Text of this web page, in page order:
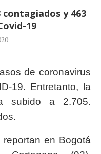
y 463
19
de coronavirus
19. Entretanto, la
subido a 2.705.
en Bogotá